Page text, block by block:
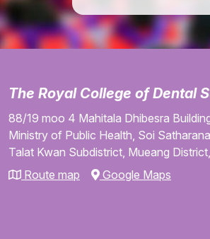
The Royal College of Dental
88/19 moo 4 Mahitala Dhibesra
Ministry of Public Health, Soi
Talat Kwan Subdistrict, Mueang District,
Route map
Google Maps